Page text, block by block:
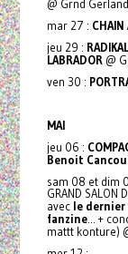
@ Grnd Gerland
mar 27 : CHAIN
jeu 29 :
LABRADOR @
ven 30 :
MAI
jeu 06 :
Benoit
sam 08 et dim
GRAND SALON
avec le
fanzine... +
mattt konture)